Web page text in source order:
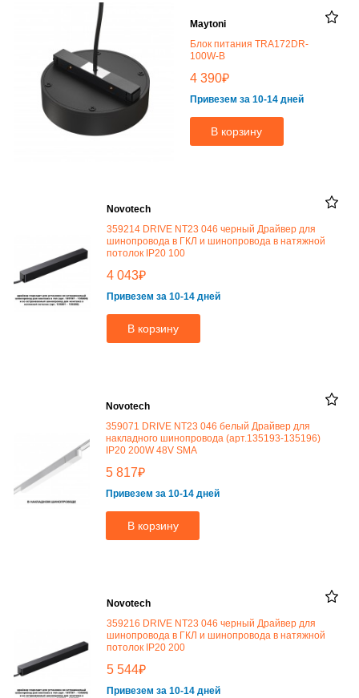
Maytoni
Блок питания TRA172DR-
100W-B
4 390₽
Привезем за 10-14 дней
В корзину
Novotech
359214 DRIVE NT23 046 черный Драйвер для
шинопровода в ГКЛ и шинопровода в натяжной
потолок IP20 100
4 043₽
Привезем за 10-14 дней
В корзину
Novotech
359071 DRIVE NT23 046 белый Драйвер для
накладного шинопровода (арт.135193-135196)
IP20 200W 48V SMA
5 817₽
Привезем за 10-14 дней
В корзину
Novotech
359216 DRIVE NT23 046 черный Драйвер для
шинопровода в ГКЛ и шинопровода в натяжной
потолок IP20 200
5 544₽
Привезем за 10-14 дней